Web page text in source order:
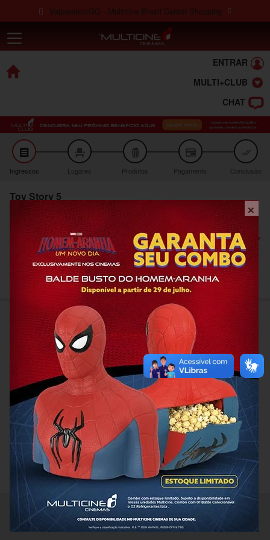
Ir para o conteúdo
Ir para o menu
Ir para o rodapé
Valparaíso/GO - Multicine Brasil Center Shopping
Multicine
×